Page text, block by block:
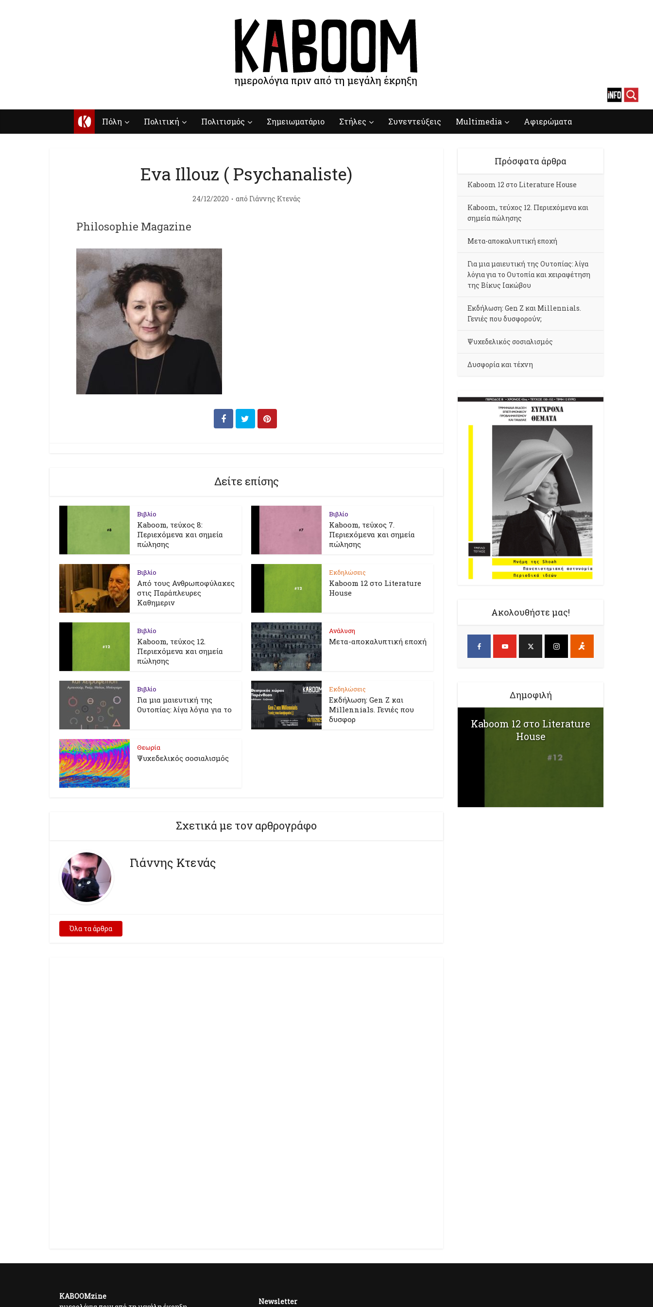
Κ Πόλη Πολιτική Πολιτισμός Σημειωματάριο Στήλες Συνεντεύξεις Multimedia Αφιερώματα
Eva Illouz ( Psychanaliste)
24/12/2020 από Γιάννης Κτενάς
Philosophie Magazine
Δείτε επίσης
Βιβλίο
Kaboom, τεύχος 8:
Περιεχόμενα και σημεία
πώλησης
Βιβλίο
Kaboom, τεύχος 7.
Περιεχόμενα και σημεία
πώλησης
Βιβλίο
Από τους Ανθρωποφύλακες
στις Παράπλευρες
Καθημεριν
Εκδηλώσεις
Kaboom 12 στο Literature
House
Βιβλίο
Kaboom, τεύχος 12.
Περιεχόμενα και σημεία
πώλησης
Ανάλυση
Μετα-αποκαλυπτική εποχή
Βιβλίο
Για μια μαιευτική της
Ουτοπίας: λίγα λόγια για το
Εκδηλώσεις
Εκδήλωση: Gen Z και
Millennials. Γενιές που
δυσφορ
Θεωρία
Ψυχεδελικός σοσιαλισμός
Σχετικά με τον αρθρογράφο
Γιάννης Κτενάς
Όλα τα άρθρα
Πρόσφατα άρθρα
Kaboom 12 στο Literature House
Kaboom, τεύχος 12. Περιεχόμενα και
σημεία πώλησης
Μετα-αποκαλυπτική εποχή
Για μια μαιευτική της Ουτοπίας: λίγα
λόγια για το Ουτοπία και χειραφέτηση
της Βίκυς Ιακώβου
Εκδήλωση: Gen Z και Millennials.
Γενιές που δυσφορούν;
Ψυχεδελικός σοσιαλισμός
Δυσφορία και τέχνη
Ακολουθήστε μας!
Δημοφιλή
Kaboom 12 στο Literature
House
KABOOMzine
Newsletter